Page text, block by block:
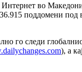
во
поддомени
го следи
), а